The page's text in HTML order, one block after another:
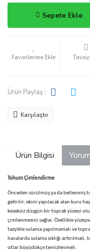
Sepete Ekle
Ürün Paylaş :
Karşılaştır
Ürün Bilgisi
Tohum Çimlendirme
Önceden sürülmüş ya da bellenmiş
getirilir, ekim yapılacak alan kuru
keseksiz düzgün bir toprak yüzeyi
çimlenmesini sağlar. Özellikle
tazyikle sulama yapılmamalı ve
havalarda sulama sıklığı
otlar büyüdükçe temizlenmeli.